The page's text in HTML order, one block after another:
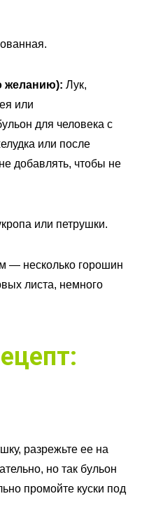
желанию): Лук,
или
для человека с
или после
добавлять, чтобы не
или петрушки.
— несколько горошин
листа, немного
разрежьте ее на
но так бульон
промойте куски под